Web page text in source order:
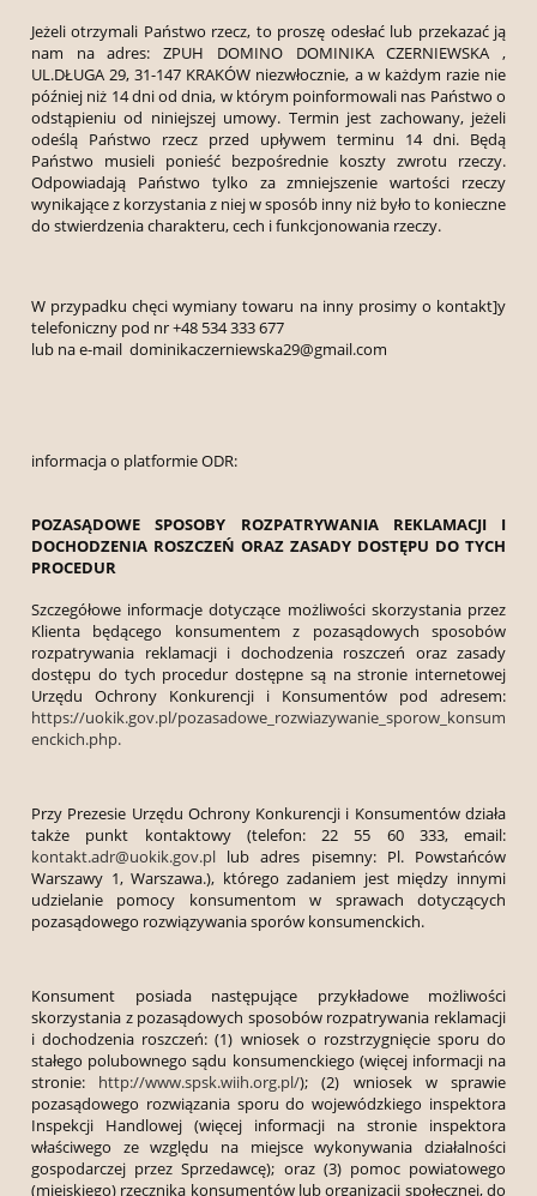
Jeżeli otrzymali Państwo rzecz, to proszę odesłać lub przekazać ją
nam na adres: ZPUH DOMINO DOMINIKA CZERNIEWSKA ,
UL.DŁUGA 29, 31-147 KRAKÓW niezwłocznie, a w każdym razie nie
później niż 14 dni od dnia, w którym poinformowali nas Państwo o
odstąpieniu od niniejszej umowy. Termin jest zachowany, jeżeli
odeślą Państwo rzecz przed upływem terminu 14 dni. Będą
Państwo musieli ponieść bezpośrednie koszty zwrotu rzeczy.
Odpowiadają Państwo tylko za zmniejszenie wartości rzeczy
wynikające z korzystania z niej w sposób inny niż było to konieczne
do stwierdzenia charakteru, cech i funkcjonowania rzeczy.
W przypadku chęci wymiany towaru na inny prosimy o kontakt]y
telefoniczny pod nr +48 534 333 677
lub na e-mail dominikaczerniewska29@gmail.com
informacja o platformie ODR:
POZASĄDOWE SPOSOBY ROZPATRYWANIA REKLAMACJI I
DOCHODZENIA ROSZCZEŃ ORAZ ZASADY DOSTĘPU DO TYCH
PROCEDUR
Szczegółowe informacje dotyczące możliwości skorzystania przez
Klienta będącego konsumentem z pozasądowych sposobów
rozpatrywania reklamacji i dochodzenia roszczeń oraz zasady
dostępu do tych procedur dostępne są na stronie internetowej
Urzędu Ochrony Konkurencji i Konsumentów pod adresem:
https://uokik.gov.pl/pozasadowe_rozwiazywanie_sporow_konsum
enckich.php.
Przy Prezesie Urzędu Ochrony Konkurencji i Konsumentów działa
także punkt kontaktowy (telefon: 22 55 60 333, email:
kontakt.adr@uokik.gov.pl lub adres pisemny: Pl. Powstańców
Warszawy 1, Warszawa.), którego zadaniem jest między innymi
udzielanie pomocy konsumentom w sprawach dotyczących
pozasądowego rozwiązywania sporów konsumenckich.
Konsument posiada następujące przykładowe możliwości
skorzystania z pozasądowych sposobów rozpatrywania reklamacji
i dochodzenia roszczeń: (1) wniosek o rozstrzygnięcie sporu do
stałego polubownego sądu konsumenckiego (więcej informacji na
stronie: http://www.spsk.wiih.org.pl/); (2) wniosek w sprawie
pozasądowego rozwiązania sporu do wojewódzkiego inspektora
Inspekcji Handlowej (więcej informacji na stronie inspektora
właściwego ze względu na miejsce wykonywania działalności
gospodarczej przez Sprzedawcę); oraz (3) pomoc powiatowego
(miejskiego) rzecznika konsumentów lub organizacji społecznej, do